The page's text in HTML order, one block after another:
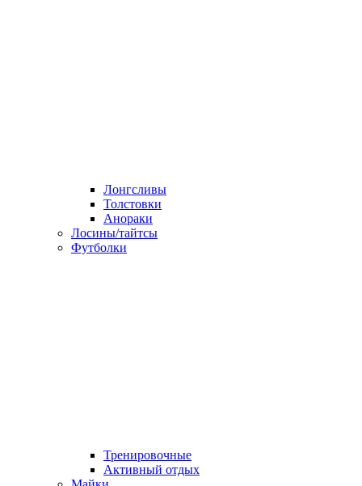
Лонгсливы
Толстовки
Анораки
Лосины/тайтсы
Футболки
Тренировочные
Активный отдых